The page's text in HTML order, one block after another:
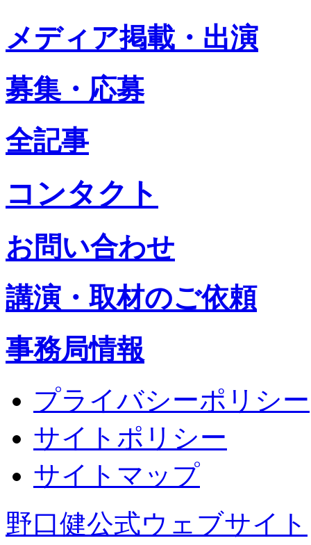
メディア掲載・出演
募集・応募
全記事
コンタクト
お問い合わせ
講演・取材のご依頼
事務局情報
プライバシーポリシー
サイトポリシー
サイトマップ
野口健公式ウェブサイト